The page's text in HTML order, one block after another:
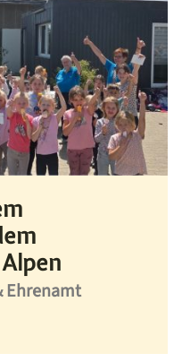
Ehrenamt